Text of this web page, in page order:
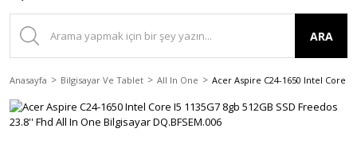
ARA
Anasayfa Bilgisayar Ve Tablet All In One Acer Aspire C24-1650 Intel Core I5